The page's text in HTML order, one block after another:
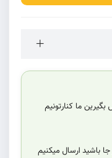
ما کنارتونیم
باشید ارسال میکنیم